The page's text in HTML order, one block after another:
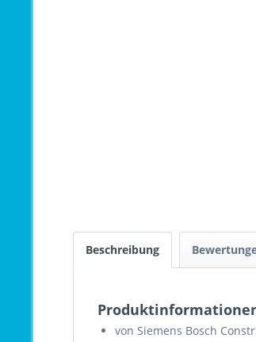
Beschreibung
von Siemens Bosch